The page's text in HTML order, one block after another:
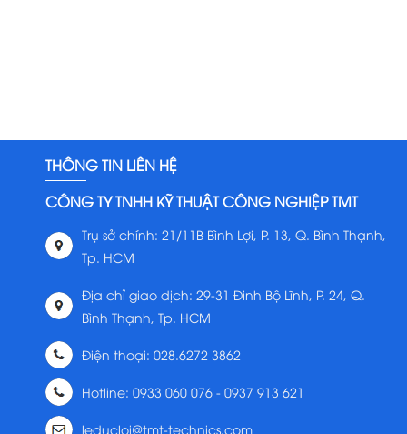
THÔNG TIN LIÊN HỆ
CÔNG TY TNHH KỸ THUẬT CÔNG NGHIỆP TMT
Trụ sở chính: 21/11B Bình Lợi, P. 13, Q. Bình Thạnh,
Tp. HCM
Địa chỉ giao dịch: 29-31 Đinh Bộ Lĩnh, P. 24, Q.
Bình Thạnh, Tp. HCM
Điện thoại: 028.6272 3862
Hotline: 0933 060 076 - 0937 913 621
leducloi@tmt-technics.com